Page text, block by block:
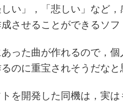
しい」，「悲しい」など
させることができるソ
った曲が作れるので，
のに重宝されそうだな
を開発した同機は，実